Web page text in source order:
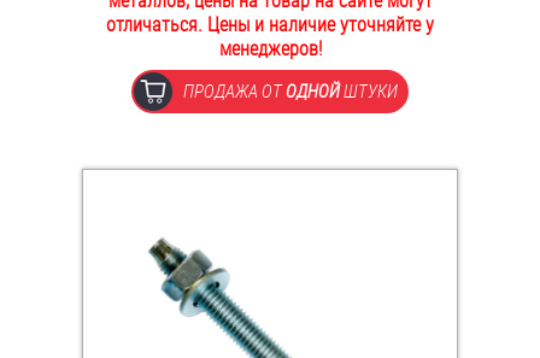
ОПЛАТА И ДОСТАВКА
НАШИ МАГАЗИНЫ
Дюбели
Заклепки (Гайки-Заклепки)
отличаться. Цены и наличие уточняйте у
менеджеров!
ПРОДАЖА ОТОДНОЙШТУКИ